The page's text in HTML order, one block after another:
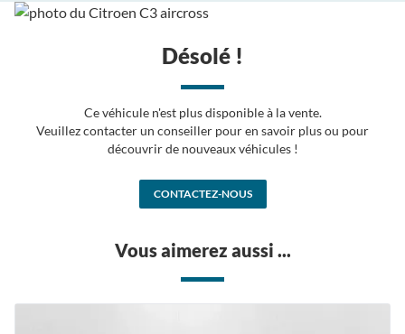
Désolé !
Ce véhicule n'est plus disponible à la vente.
Veuillez contacter un conseiller pour en savoir plus ou pour
découvrir de nouveaux véhicules !
CONTACTEZ-NOUS
Vous aimerez aussi ...